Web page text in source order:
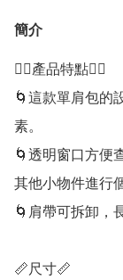
簡介
👍🏻產品特點👍🏻
🌀這款單肩包的
素。
🌀透明窗口方便
其他小物件進行
🌀肩帶可拆卸，
📏尺寸📏